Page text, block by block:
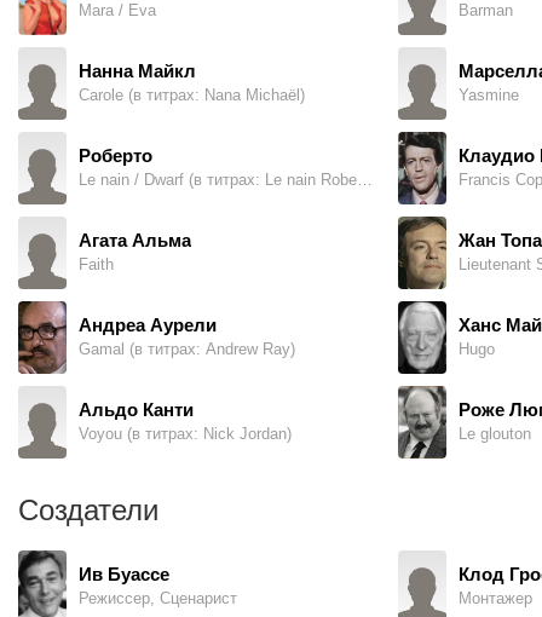
Mara / Eva
Нанна Майкл
Carole (в титрах: Nana Michaël)
Роберто
Le nain / Dwarf (в титрах: Le nain Roberto)
Агата Альма
Faith
Андреа Аурели
Gamal (в титрах: Andrew Ray)
Альдо Канти
Voyou (в титрах: Nick Jordan)
Barman
Yasmine
Клаудио
Francis
Жан
Lieutenant
Ханс
Hugo
Роже
Le glouton
Создатели
Ив Буассе
Режиссер, Сценарист
Клод
Монтажер